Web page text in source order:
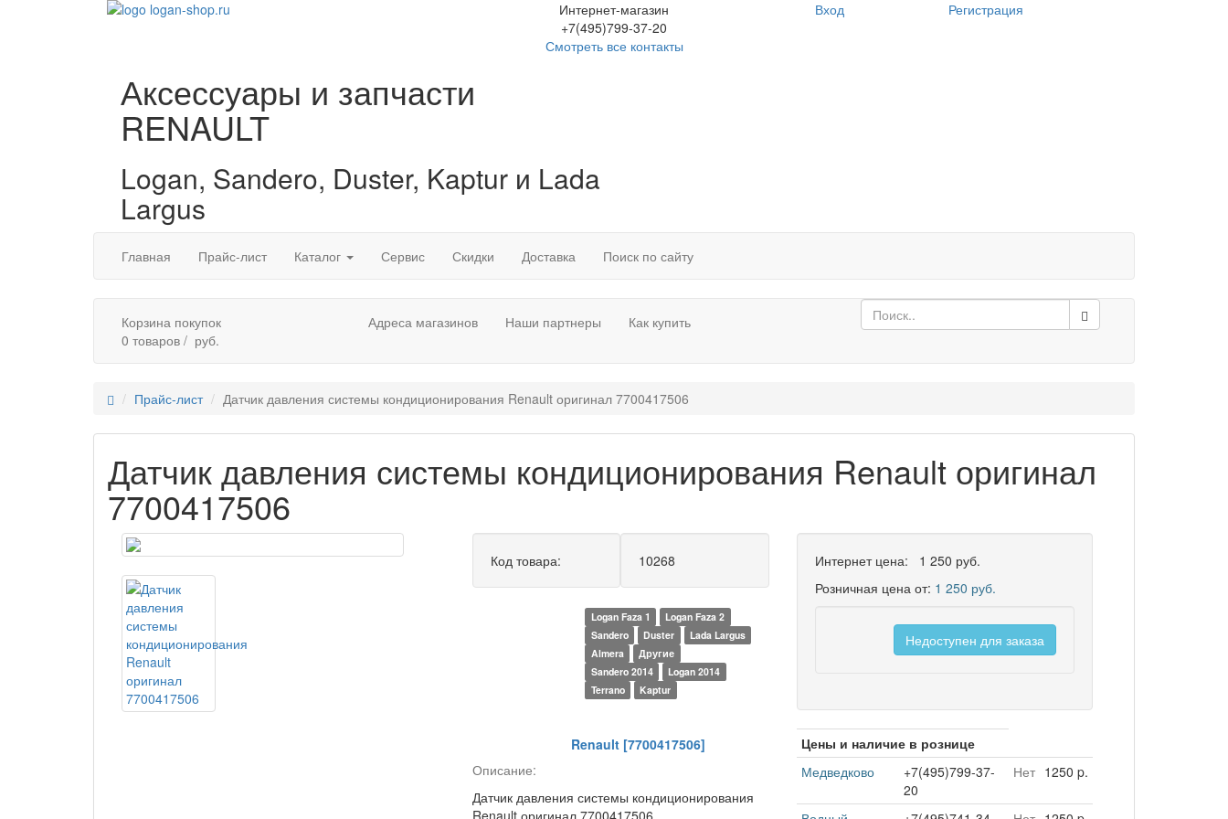
Интернет-магазин
+7(495)799-37-20
Смотреть все контакты
Вход Регистрация
Аксессуары и запчасти
RENAULT
Logan, Sandero, Duster, Kaptur и Lada
Largus
Главная Прайс-лист Каталог Cats Сервис Скидки Доставка Поиск по сайту
Корзина покупок
0 товаров / руб.
Адреса магазинов Наши партнеры Как купить
Прайс-лист Датчик давления системы кондиционирования Renault оригинал 7700417506
Датчик давления системы кондиционирования Renault оригинал
7700417506
Код товара: 10268
Logan Faza 1
Logan Faza 2
Sandero
Duster
Lada Largus
Almera
Другие
Sandero 2014
Logan 2014
Terrano
Kaptur
Интернет цена: 1 250 руб.
Розничная цена от: 1 250 руб.
Недоступен для заказа
Renault [7700417506]
Описание:
Датчик давления системы кондиционирования
Renault оригинал 7700417506
Цены и наличие в рознице
Медведково
+7(495)799-37-
20
Нет 1250 p.